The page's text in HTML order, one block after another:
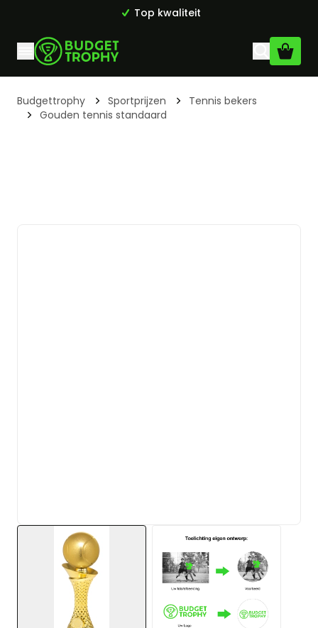
Top kwaliteit
Ga naar de inhoud
Budgettrophy Sportprijzen
Tennis bekers
Gouden tennis standaard
View larger image View larger image